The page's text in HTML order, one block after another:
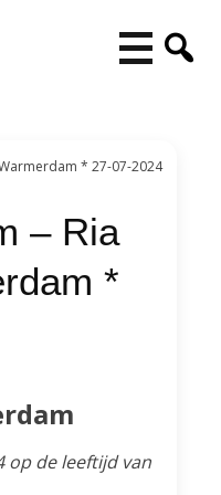
– Ria
*
* 27-07-2024
op de leeftijd van